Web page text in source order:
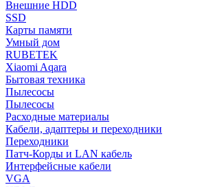
Внешние HDD
SSD
Карты памяти
Умный дом
RUBETEK
Xiaomi Aqara
Бытовая техника
Пылесосы
Пылесосы
Расходные материалы
Кабели, адаптеры и переходники
Переходники
Патч-Корды и LAN кабель
Интерфейсные кабели
VGA